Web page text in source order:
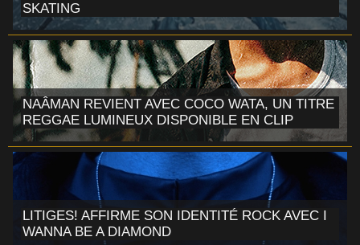
SKATING
NAÂMAN REVIENT AVEC COCO WATA, UN TITRE
REGGAE LUMINEUX DISPONIBLE EN CLIP
LITIGES! AFFIRME SON IDENTITÉ ROCK AVEC I
WANNA BE A DIAMOND